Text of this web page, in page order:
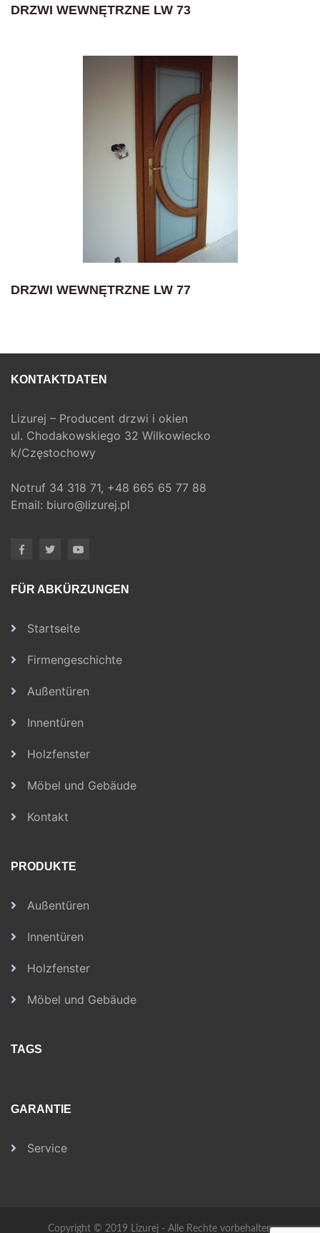
DRZWI WEWNĘTRZNE LW 73
DRZWI WEWNĘTRZNE LW 77
KONTAKTDATEN
Lizurej – Producent drzwi i okien
ul. Chodakowskiego 32 Wilkowiecko
k/Częstochowy
Notruf 34 318 71, +48 665 65 77 88
Email: biuro@lizurej.pl
FÜR ABKÜRZUNGEN
Startseite
Firmengeschichte
Außentüren
Innentüren
Holzfenster
Möbel und Gebäude
Kontakt
PRODUKTE
Außentüren
Innentüren
Holzfenster
Möbel und Gebäude
TAGS
GARANTIE
Service
Copyright © 2019 Lizurej - Alle Rechte vorbehalten